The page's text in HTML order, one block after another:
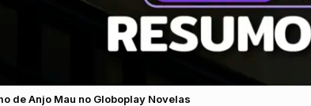
de Anjo Mau no Globoplay Novelas